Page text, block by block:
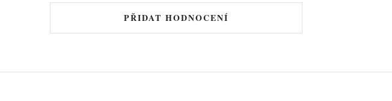
PŘIDAT HODNOCENÍ